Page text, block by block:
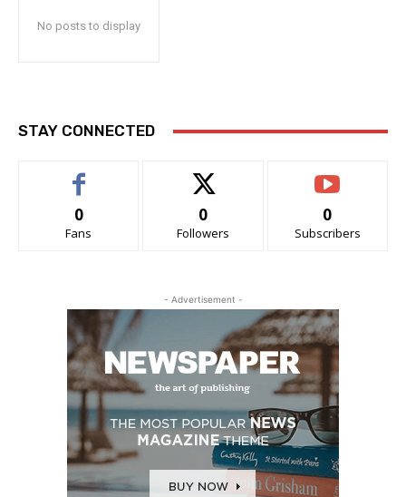
No posts to display
STAY CONNECTED
0
Fans
0
Followers
0
Subscribers
- Advertisement -